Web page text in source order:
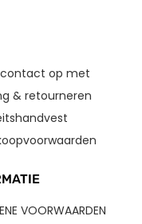
op met
& retourneren
VOORWAARDEN